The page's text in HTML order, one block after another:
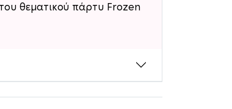
θεματικού πάρτυ Frozen